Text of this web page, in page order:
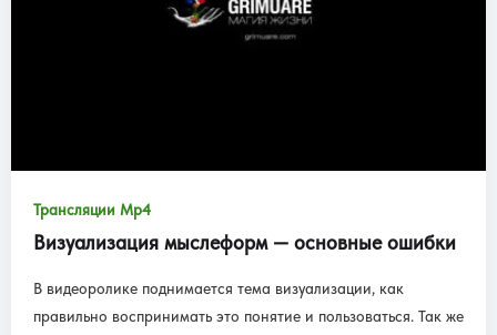
Трансляции Mp4
Визуализация мыслеформ — основные ошибки
В видеоролике поднимается тема визуализации, как
правильно воспринимать это понятие и пользоваться. Так же